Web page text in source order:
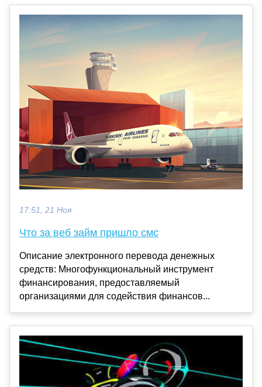
17:51, 21 Ноя
Что за веб займ пришло смс
Описание электронного перевода денежных
средств: Многофункциональный инструмент
финансирования, предоставляемый
организациями для содействия финансов...